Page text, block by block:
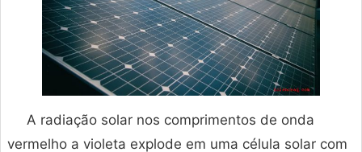
A radiação solar nos comprimentos de onda
vermelho a violeta explode em uma célula solar com